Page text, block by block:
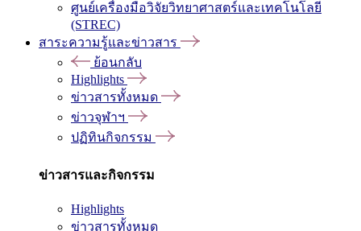
ศูนย์เครื่องมือวิจัยวิทยาศาสตร์และเทคโนโลยี
(STREC)
สาระความรู้และข่าวสาร
ย้อนกลับ
Highlights
ข่าวสารทั้งหมด
ข่าวจุฬาฯ
ปฏิทินกิจกรรม
ข่าวสารและกิจกรรม
Highlights
ข่าวสารทั้งหมด